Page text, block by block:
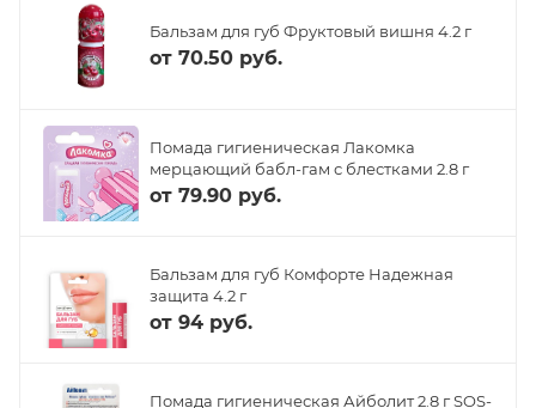
Бальзам для губ Фруктовый вишня 4.2 г
от 70.50 руб.
Помада гигиеническая Лакомка
мерцающий бабл-гам с блестками 2.8 г
от 79.90 руб.
Бальзам для губ Комфорте Надежная
защита 4.2 г
от 94 руб.
Помада гигиеническая Айболит 2.8 г SOS-